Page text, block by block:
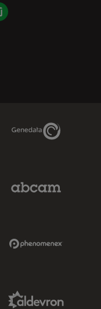
Genedata Link